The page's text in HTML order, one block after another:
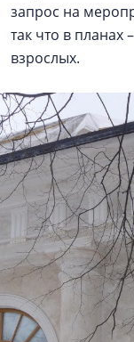
запрос на
так что в планах
взрослых.